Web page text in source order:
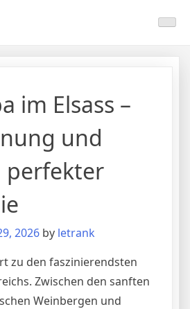
im Elsass –
und
perfekter
2026 by letrank
zu den faszinierendsten
Zwischen den sanften
Weinbergen und